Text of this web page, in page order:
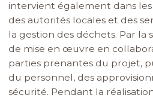
intervient également dans
des autorités locales et des
la gestion des déchets. Par la
de mise en œuvre en
parties prenantes du projet,
du personnel, des
sécurité. Pendant la